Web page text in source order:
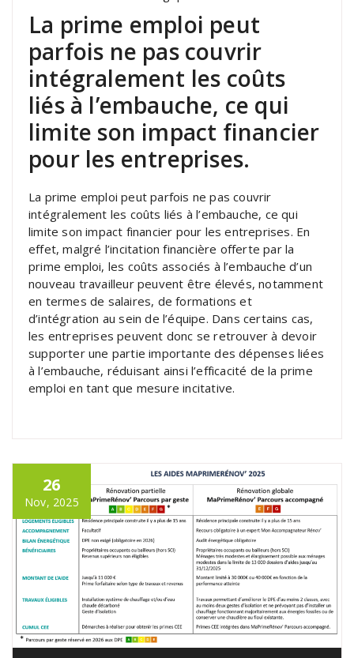
La prime emploi peut
parfois ne pas couvrir
intégralement les coûts
liés à l’embauche, ce qui
limite son impact financier
pour les entreprises.
La prime emploi peut parfois ne pas couvrir
intégralement les coûts liés à l’embauche, ce qui
limite son impact financier pour les entreprises. En
effet, malgré l’incitation financière offerte par la
prime emploi, les coûts associés à l’embauche d’un
nouveau travailleur peuvent être élevés, notamment
en termes de salaires, de formations et
d’intégration au sein de l’équipe. Dans certains cas,
les entreprises peuvent donc se retrouver à devoir
supporter une partie importante des dépenses liées
à l’embauche, réduisant ainsi l’efficacité de la prime
emploi en tant que mesure incitative.
26
Nov, 2025